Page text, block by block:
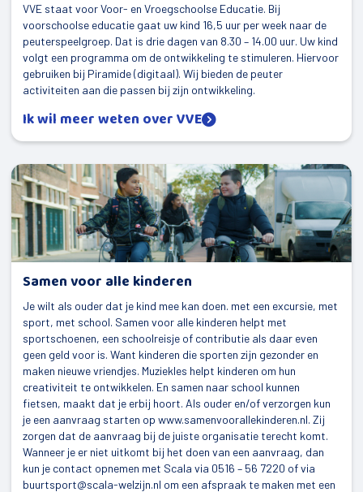
VVE staat voor Voor- en Vroegschoolse Educatie. Bij
voorschoolse educatie gaat uw kind 16,5 uur per week naar de
peuterspeelgroep. Dat is drie dagen van 8.30 – 14.00 uur. Uw kind
volgt een programma om de ontwikkeling te stimuleren. Hiervoor
gebruiken bij Piramide (digitaal). Wij bieden de peuter
activiteiten aan die passen bij zijn ontwikkeling.
Ik wil meer weten over VVE
Samen voor alle kinderen
Je wilt als ouder dat je kind mee kan doen. met een excursie, met
sport, met school. Samen voor alle kinderen helpt met
sportschoenen, een schoolreisje of contributie als daar even
geen geld voor is. Want kinderen die sporten zijn gezonder en
maken nieuwe vriendjes. Muziekles helpt kinderen om hun
creativiteit te ontwikkelen. En samen naar school kunnen
fietsen, maakt dat je erbij hoort. Als ouder en/of verzorgen kun
je een aanvraag starten op www.samenvoorallekinderen.nl. Zij
zorgen dat de aanvraag bij de juiste organisatie terecht komt.
Wanneer je er niet uitkomt bij het doen van een aanvraag, dan
kun je contact opnemen met Scala via 0516 – 56 7220 of via
buurtsport@scala-welzijn.nl om een afspraak te maken met een